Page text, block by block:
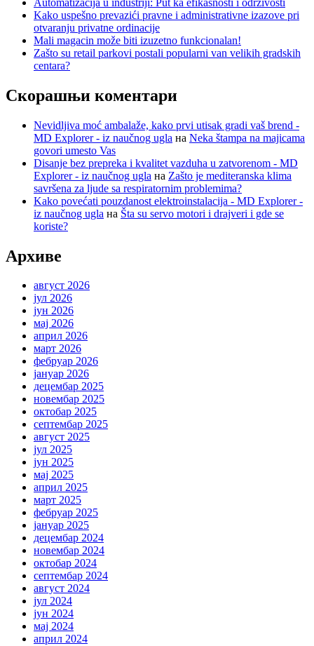
Kako uspešno prevazići pravne i administrativne izazove pri
otvaranju privatne ordinacije
Mali magacin može biti izuzetno funkcionalan!
Zašto su retail parkovi postali popularni van velikih gradskih
centara?
Скорашњи коментари
Nevidljiva moć ambalaže, kako prvi utisak gradi vaš brend -
MD Explorer - iz naučnog ugla на Neka štampa na majicama
govori umesto Vas
Disanje bez prepreka i kvalitet vazduha u zatvorenom - MD
Explorer - iz naučnog ugla на Zašto je mediteranska klima
savršena za ljude sa respiratornim problemima?
Kako povećati pouzdanost elektroinstalacija - MD Explorer -
iz naučnog ugla на Šta su servo motori i drajveri i gde se
koriste?
Архиве
август 2026
јул 2026
јун 2026
мај 2026
април 2026
март 2026
фебруар 2026
јануар 2026
децембар 2025
новембар 2025
октобар 2025
септембар 2025
август 2025
јул 2025
јун 2025
мај 2025
април 2025
март 2025
фебруар 2025
јануар 2025
децембар 2024
новембар 2024
октобар 2024
септембар 2024
август 2024
јул 2024
јун 2024
мај 2024
април 2024